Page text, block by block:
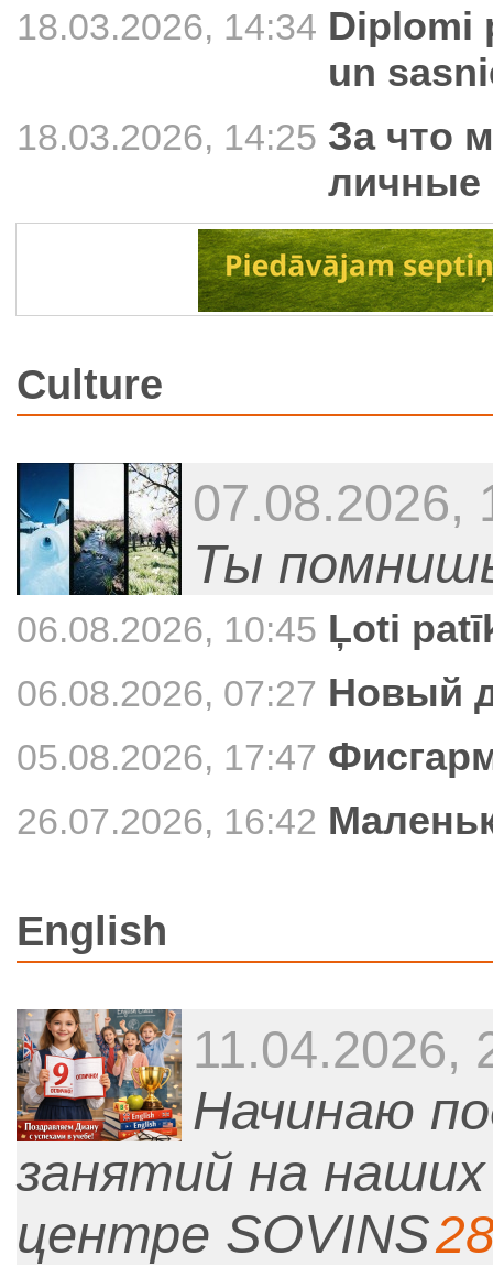
18.03.2026, 14:34 Diplomi
un
18.03.2026, 14:25 За что
личные
Culture
07.08.2026,
Ты
06.08.2026, 10:45 Ļoti
06.08.2026, 07:27 Новый
05.08.2026, 17:47
26.07.2026, 16:42
English
11.04.2026,
Начинаю
занятий на наших
центре SOVINS